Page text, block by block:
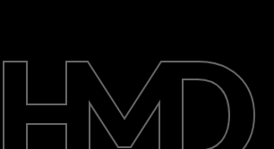
Πληροφορίες
Επισκευή, επαναχρησιμοποίηση,